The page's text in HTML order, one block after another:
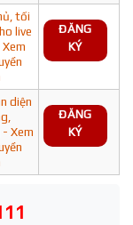
tối
live
ĐĂNG
KÝ
diện
Xem
ĐĂNG
KÝ